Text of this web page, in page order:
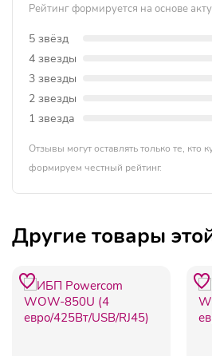
Рейтинг формируется на основе
5 звёзд
4 звезды
3 звезды
2 звезды
1 звезда
Отзывы могут оставлять только те, кто
формируем честный рейтинг.
Другие товары